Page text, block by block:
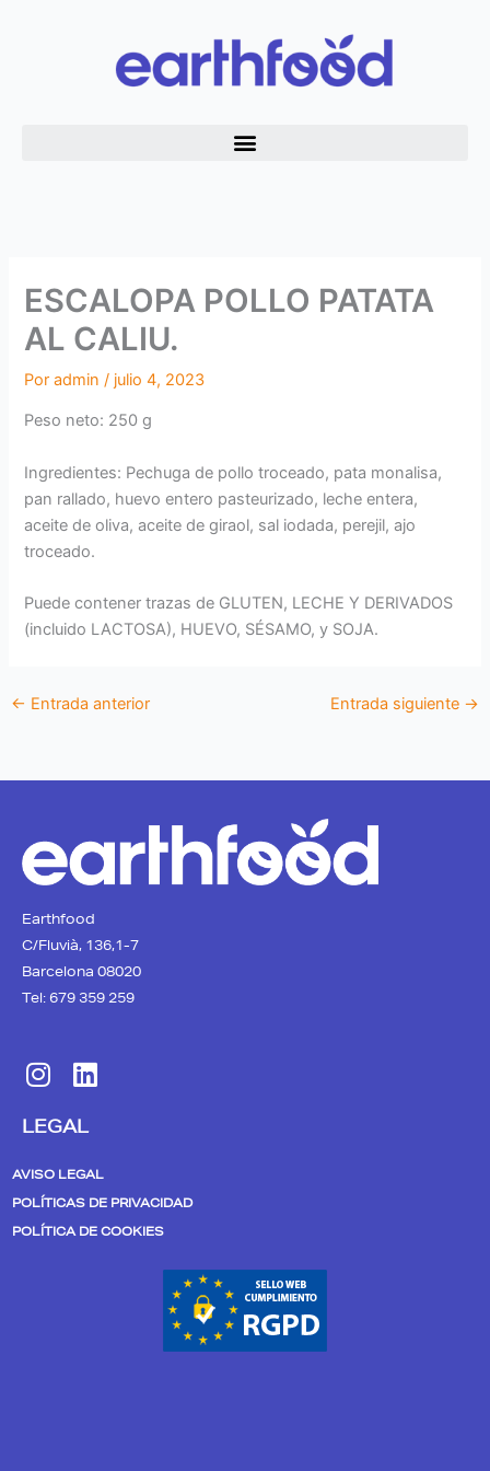
ESCALOPA POLLO PATATA
AL CALIU.
Poradmin/ julio 4, 2023
Peso neto: 250 g
Ingredientes: Pechuga de pollo troceado, pata monalisa,
pan rallado, huevo entero pasteurizado, leche entera,
aceite de oliva, aceite de giraol, sal iodada, perejil, ajo
troceado.
Puede contener trazas de GLUTEN, LECHE Y DERIVADOS
(incluido LACTOSA), HUEVO, SÉSAMO, y SOJA.
← Entrada anterior Entrada siguiente →
Earthfood
C/Fluvià, 136,1-7
Barcelona 08020
Tel: 679 359 259
I
n
s
a
g
r
L
i
n
e
d
i
LEGAL
AVISO LEGAL
POLÍTICAS DE PRIVACIDAD
POLÍTICA DE COOKIES